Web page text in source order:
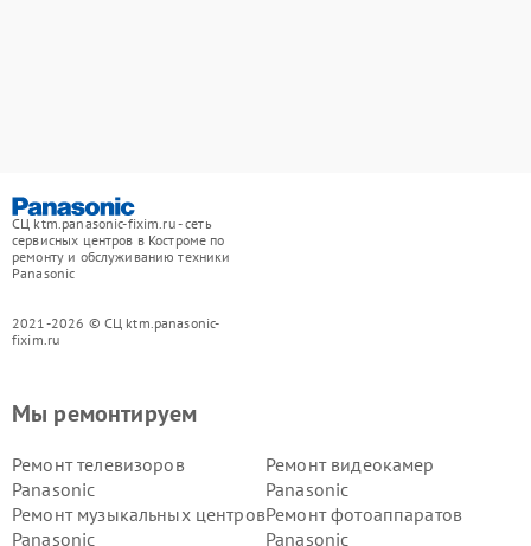
СЦ ktm.panasonic-fixim.ru - сеть
сервисных центров в Костроме по
ремонту и обслуживанию техники
Panasonic
2021-2026 © СЦ ktm.panasonic-
fixim.ru
Мы ремонтируем
Ремонт телевизоров
Panasonic
Ремонт видеокамер
Panasonic
Ремонт музыкальных центров
Panasonic
Ремонт фотоаппаратов
Panasonic